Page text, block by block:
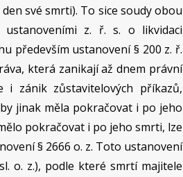
své smrti). To sice soudy obou
z. ř. s. o likvidaci
především ustanovení § 200 z. ř.
která zanikají až dnem právní
zánik zůstavitelových příkazů,
jinak měla pokračovat i po jeho
pokračovat i po jeho smrti, lze
§ 2666 o. z. Toto ustanovení
o. z.), podle které smrtí majitele